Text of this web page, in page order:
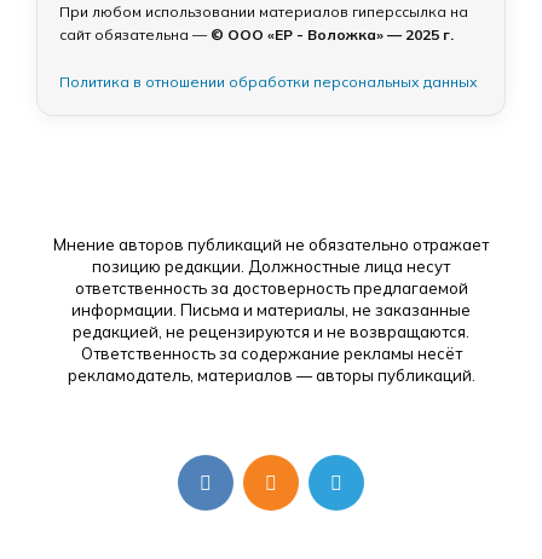
При любом использовании материалов гиперссылка на
сайт обязательна — © ООО «ЕР - Воложка» — 2025 г.
Политика в отношении обработки персональных данных
Мнение авторов публикаций не обязательно отражает
позицию редакции. Должностные лица несут
ответственность за достоверность предлагаемой
информации. Письма и материалы, не заказанные
редакцией, не рецензируются и не возвращаются.
Ответственность за содержание рекламы несёт
рекламодатель, материалов — авторы публикаций.